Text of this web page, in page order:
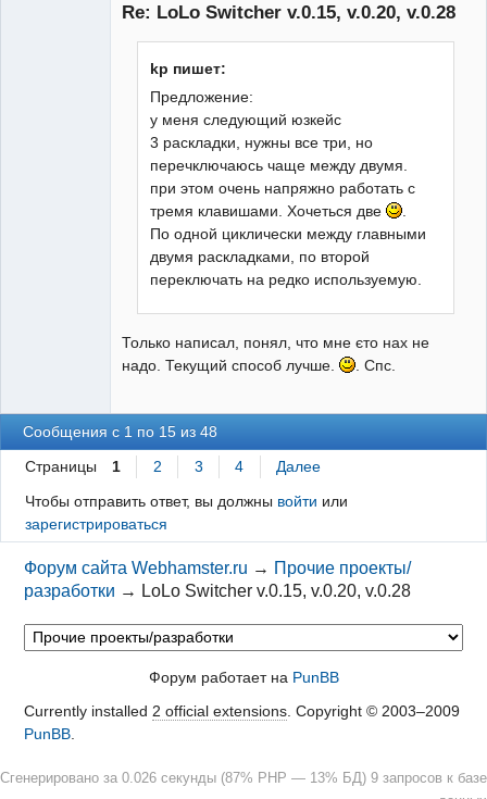
Re: LoLo Switcher v.0.15, v.0.20, v.0.28
kp пишет:
Предложение:
у меня следующий юзкейс
3 раскладки, нужны все три, но
перечключаюсь чаще между двумя.
при этом очень напряжно работать с
тремя клавишами. Хочеться две
.
По одной циклически между главными
двумя раскладками, по второй
переключать на редко используемую.
Только написал, понял, что мне єто нах не
надо. Текущий способ лучше.
. Спс.
Сообщения с 1 по 15 из 48
Страницы 1 2 3 4
Далее
Чтобы отправить ответ, вы должны войти или
зарегистрироваться
Форум сайта Webhamster.ru → Прочие проекты/
разработки → LoLo Switcher v.0.15, v.0.20, v.0.28
Форум работает на PunBB
Currently installed 2 official extensions. Copyright © 2003–2009
PunBB.
Сгенерировано за 0.026 секунды (87% PHP — 13% БД) 9 запросов к базе